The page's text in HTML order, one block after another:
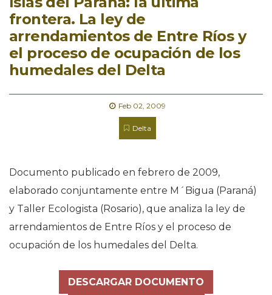
frontera. La ley de
arrendamientos de Entre Ríos y
el proceso de ocupación de los
humedales del Delta
Feb 02, 2009
Delta
Documento publicado en febrero de 2009,
elaborado conjuntamente entre M´Bigua (Paraná)
y Taller Ecologista (Rosario), que analiza la ley de
arrendamientos de Entre Ríos y el proceso de
ocupación de los humedales del Delta.
DESCARGAR DOCUMENTO